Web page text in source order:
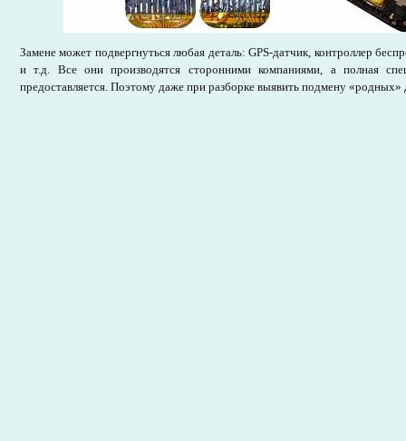
Замене может подвергнуться любая деталь: GPS-датчик, контроллер
и т.д. Все они производятся сторонними компаниями, а полная
предоставляется. Поэтому даже при разборке выявить подмену «родных»